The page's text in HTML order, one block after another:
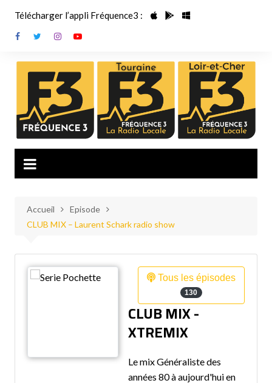
contenu
Télécharger l’appli Fréquence3 :
Accueil
Episode
CLUB MIX – Laurent Schark radio show
Tous les épisodes
130
CLUB MIX -
XTREMIX
Le mix Généraliste des
années 80 à aujourd'hui en